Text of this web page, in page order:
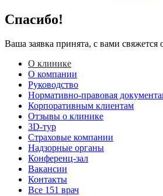
Спасибо!
Ваша заявка принята, с вами свяжется
О клинике
О компании
Руководство
Нормативно-правовая
Корпоративным клиентам
Отзывы о клинике
3D-тур
Страховые компании
Надзорные органы
Конференц-зал
Вакансии
Контакты
Все 151 врач